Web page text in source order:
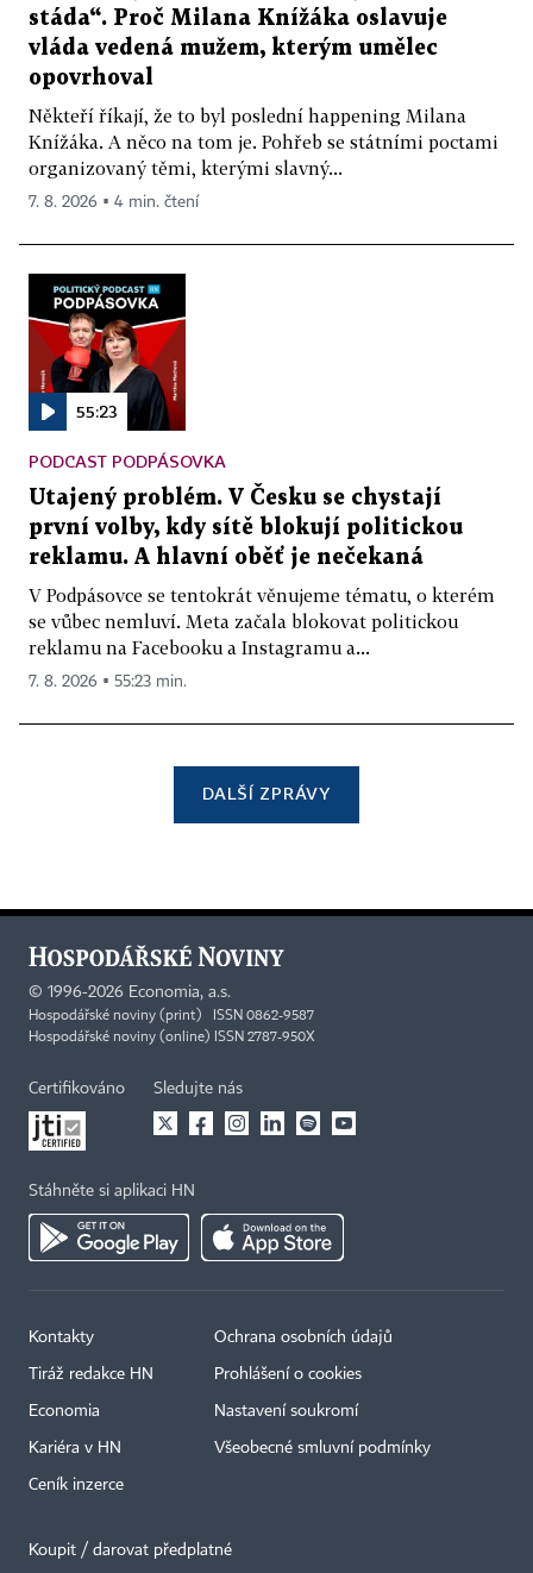
stáda“. Proč Milana Knížáka oslavuje
vláda vedená mužem, kterým umělec
opovrhoval
Někteří říkají, že to byl poslední happening Milana
Knížáka. A něco na tom je. Pohřeb se státními poctami
organizovaný těmi, kterými slavný...
7. 8. 2026 ▪ 4 min. čtení
55:23
PODCAST PODPÁSOVKA
Utajený problém. V Česku se chystají
první volby, kdy sítě blokují politickou
reklamu. A hlavní oběť je nečekaná
V Podpásovce se tentokrát věnujeme tématu, o kterém
se vůbec nemluví. Meta začala blokovat politickou
reklamu na Facebooku a Instagramu a...
7. 8. 2026 ▪ 55:23 min.
DALŠÍ ZPRÁVY
© 1996-2026 Economia, a.s.
Hospodářské noviny (print) ISSN 0862-9587
Hospodářské noviny (online) ISSN 2787-950X
Certifikováno Sledujte nás
Stáhněte si aplikaci HN
Kontakty
Tiráž redakce HN
Economia
Kariéra v HN
Ceník inzerce
Ochrana osobních údajů
Prohlášení o cookies
Nastavení soukromí
Všeobecné smluvní podmínky
Koupit / darovat předplatné